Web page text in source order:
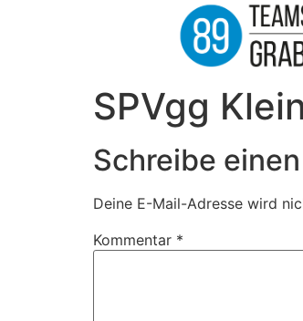
SPVgg
Schreibe
Deine E-Mail-Adresse wird
Kommentar *